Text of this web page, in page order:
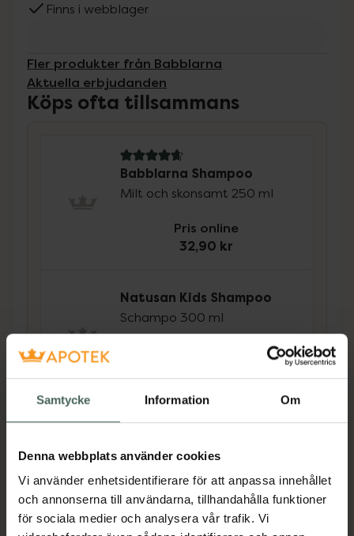
Samtycke Information Om
Denna webbplats använder cookies
Vi använder enhetsidentifierare för att anpassa innehållet
och annonserna till användarna, tillhandahålla funktioner
för sociala medier och analysera vår trafik. Vi
Finns i webblager
Fler produkter från Babblarna
Aktuella erbjudanden
Köps ofta tillsammans
4.8 av 5 i omdöme
Babblarna Shampoo
Milt och skonsamt 250 ml
Pris online
32,90 kr
Natusan Kids Shampoo
Schampo 300 ml
Köp båda för:77,80 kr
Beskrivning Dölj